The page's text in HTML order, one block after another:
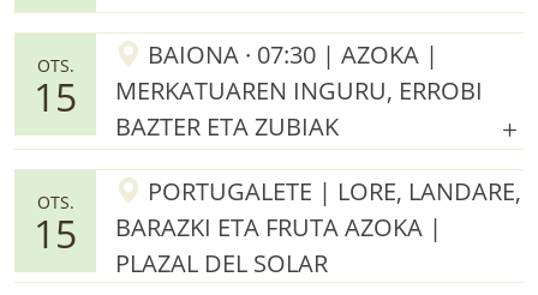
OTS.
15
BAIONA · 07:30 | AZOKA |
MERKATUAREN INGURU, ERROBI
BAZTER ETA ZUBIAK
OTS.
15
PORTUGALETE | LORE, LANDARE,
BARAZKI ETA FRUTA AZOKA |
PLAZAL DEL SOLAR